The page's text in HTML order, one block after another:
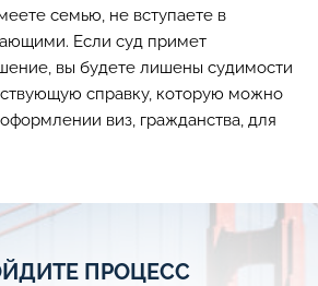
семью, не вступаете в
Если суд примет
вы будете лишены судимости
справку, которую можно
виз, гражданства, для
ПРОЦЕСС